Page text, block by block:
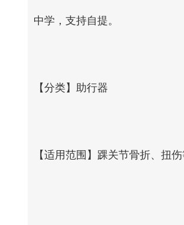
中学，支持自提。
【分类】助行器
【适用范围】踝关节骨折、扭